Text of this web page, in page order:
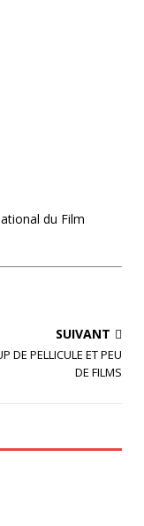
du Film
SUIVANT
DE PELLICULE ET PEU
DE FILMS